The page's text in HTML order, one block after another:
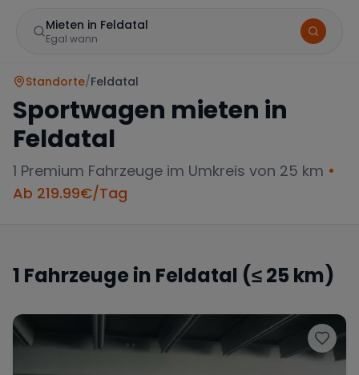
Mieten in Feldatal
Egal wann
Standorte/Feldatal
Sportwagen mieten in
Feldatal
1 Premium Fahrzeuge im Umkreis von 25 km •
Ab 219.99€/Tag
1 Fahrzeuge in Feldatal (≤ 25 km)